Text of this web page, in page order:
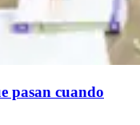
pasan cuando